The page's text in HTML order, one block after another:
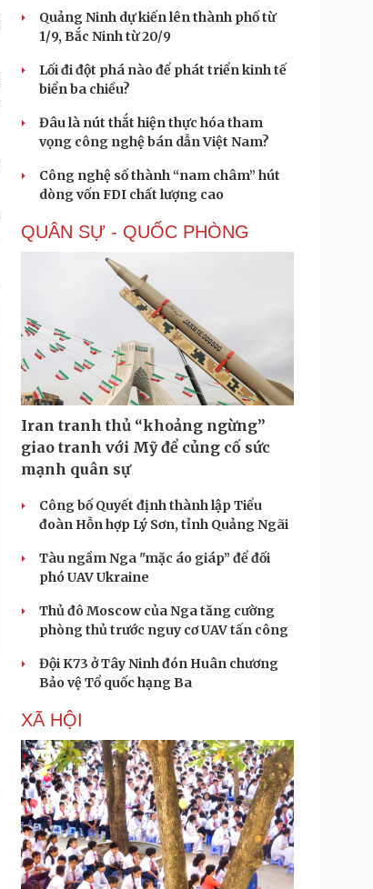
Quảng Ninh dự kiến lên thành phố từ
1/9, Bắc Ninh từ 20/9
Lối đi đột phá nào để phát triển kinh tế
biển ba chiều?
Đâu là nút thắt hiện thực hóa tham
vọng công nghệ bán dẫn Việt Nam?
Công nghệ số thành “nam châm” hút
dòng vốn FDI chất lượng cao
QUÂN SỰ - QUỐC PHÒNG
Iran tranh thủ “khoảng ngừng”
giao tranh với Mỹ để củng cố sức
mạnh quân sự
Công bố Quyết định thành lập Tiểu
đoàn Hỗn hợp Lý Sơn, tỉnh Quảng Ngãi
Tàu ngầm Nga "mặc áo giáp” để đối
phó UAV Ukraine
Thủ đô Moscow của Nga tăng cường
phòng thủ trước nguy cơ UAV tấn công
Đội K73 ở Tây Ninh đón Huân chương
Bảo vệ Tổ quốc hạng Ba
XÃ HỘI